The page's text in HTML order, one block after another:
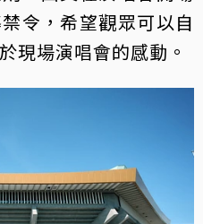
令，希望觀眾可以自
現場演唱會的感動。